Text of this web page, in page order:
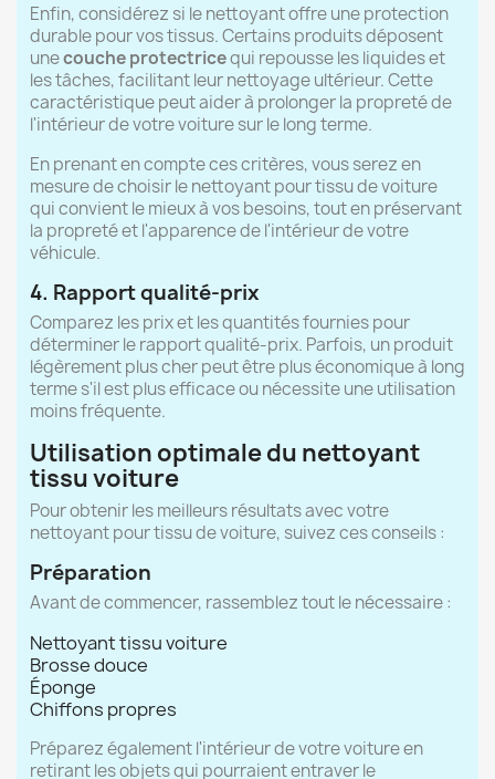
Enfin, considérez si le nettoyant offre une protection
durable pour vos tissus. Certains produits déposent
unecouche protectricequi repousse les liquides et
les tâches, facilitant leur nettoyage ultérieur. Cette
caractéristique peut aider à prolonger la propreté de
l'intérieur de votre voiture sur le long terme.
En prenant en compte ces critères, vous serez en
mesure de choisir le nettoyant pour tissu de voiture
qui convient le mieux à vos besoins, tout en préservant
la propreté et l'apparence de l'intérieur de votre
véhicule.
4. Rapport qualité-prix
Comparez les prix et les quantités fournies pour
déterminer le rapport qualité-prix. Parfois, un produit
légèrement plus cher peut être plus économique à long
terme s'il est plus efficace ou nécessite une utilisation
moins fréquente.
Utilisation optimale du nettoyant
tissu voiture
Pour obtenir les meilleurs résultats avec votre
nettoyant pour tissu de voiture, suivez ces conseils :
Préparation
Avant de commencer, rassemblez tout le nécessaire :
Nettoyant tissu voiture
Brosse douce
Éponge
Chiffons propres
Préparez également l'intérieur de votre voiture en
retirant les objets qui pourraient entraver le